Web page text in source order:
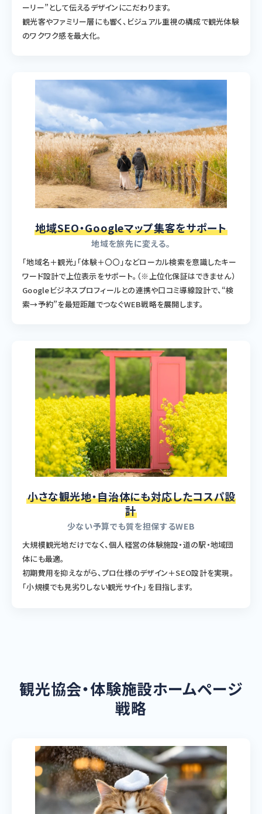
ーリー”として伝えるデザインにこだわります。
観光客やファミリー層にも響く、ビジュアル重視の構成で観光体験
のワクワク感を最大化。
地域SEO・Googleマップ集客をサポート
地域を旅先に変える。
「地域名＋観光」「体験＋〇〇」などローカル検索を意識したキー
ワード設計で上位表示をサポート。（※上位化保証はできません）
Googleビジネスプロフィールとの連携や口コミ導線設計で、“検
索→予約”を最短距離でつなぐWEB戦略を展開します。
小さな観光地・自治体にも対応したコスパ設
計
少ない予算でも質を担保するWEB
大規模観光地だけでなく、個人経営の体験施設・道の駅・地域団
体にも最適。
初期費用を抑えながら、プロ仕様のデザイン＋SEO設計を実現。
「小規模でも見劣りしない観光サイト」を目指します。
観光協会・体験施設ホームページ
戦略